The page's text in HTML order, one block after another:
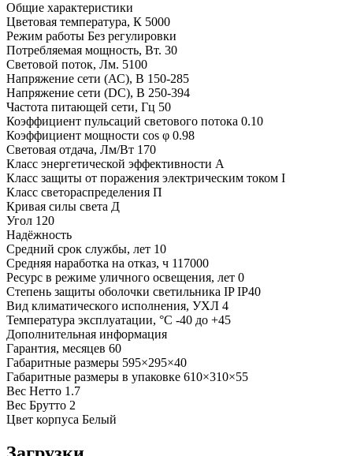
Общие характеристики
Цветовая температура, К 5000
Режим работы Без регулировки
Потребляемая мощность, Вт. 30
Световой поток, Лм. 5100
Напряжение сети (АС), В 150-285
Напряжение сети (DC), В 250-394
Частота питающей сети, Гц 50
Коэффициент пульсаций светового потока 0.10
Коэффициент мощности cos φ 0.98
Световая отдача, Лм/Вт 170
Класс энергетической эффективности A
Класс защиты от поражения электрическим током I
Класс светораспределения П
Кривая силы света Д
Угол 120
Надёжность
Средний срок службы, лет 10
Средняя наработка на отказ, ч 117000
Ресурс в режиме уличного освещения, лет 0
Степень защиты оболочки светильника IP IP40
Вид климатического исполнения, УХЛ 4
Температура эксплуатации, °С -40 до +45
Дополнительная информация
Гарантия, месяцев 60
Габаритные размеры 595×295×40
Габаритные размеры в упаковке 610×310×55
Вес Нетто 1.7
Вес Брутто 2
Цвет корпуса Белый